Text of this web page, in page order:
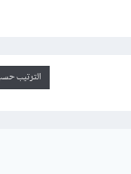
الترتيب